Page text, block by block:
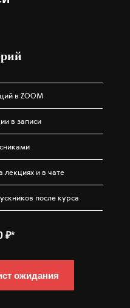
в ZOOM
в записи
лекциях и в чате
после курса
₽*
ожидания